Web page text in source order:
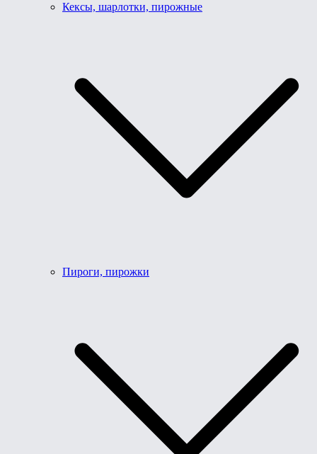
Кексы, шарлотки, пирожные
Пироги, пирожки